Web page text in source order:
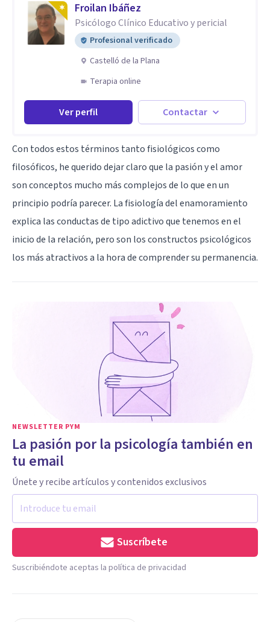
Froilan Ibáñez
Psicólogo Clínico Educativo y pericial
Profesional verificado
Castelló de la Plana
Terapia online
Ver perfil Contactar
Con todos estos términos tanto fisiológicos como
filosóficos, he querido dejar claro que la pasión y el amor
son conceptos mucho más complejos de lo que en un
principio podría parecer. La fisiología del enamoramiento
explica las conductas de tipo adictivo que tenemos en el
inicio de la relación, pero son los constructos psicológicos
los más atractivos a la hora de comprender su permanencia.
NEWSLETTER PYM
La pasión por la psicología también en
tu email
Únete y recibe artículos y contenidos exclusivos
Suscríbete
Suscribiéndote aceptas la política de privacidad